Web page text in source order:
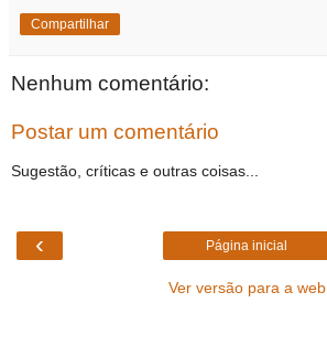
Compartilhar
Nenhum comentário:
Postar um comentário
Sugestão, críticas e outras coisas...
‹ Página inicial
Ver versão para a web